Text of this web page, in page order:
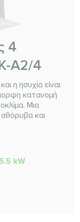
4
A2/4
η ησυχία είναι
κατανομή
Μια
και
kW